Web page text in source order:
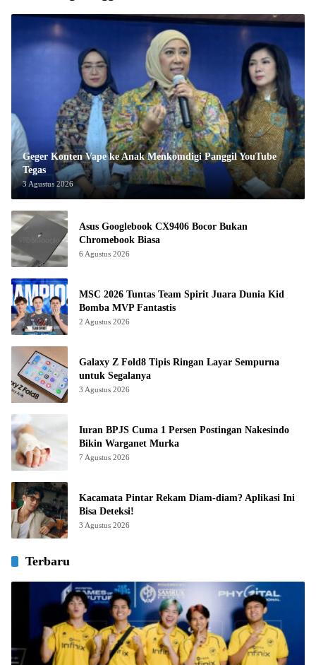
Geger Konten Vape ke Anak Menkomdigi Panggil YouTube
Tegas
3 Agustus 2026
Asus Googlebook CX9406 Bocor Bukan
Chromebook Biasa
6 Agustus 2026
MSC 2026 Tuntas Team Spirit Juara Dunia Kid
Bomba MVP Fantastis
2 Agustus 2026
Galaxy Z Fold8 Tipis Ringan Layar Sempurna
untuk Segalanya
3 Agustus 2026
Iuran BPJS Cuma 1 Persen Postingan Nakesindo
Bikin Warganet Murka
7 Agustus 2026
Kacamata Pintar Rekam Diam-diam? Aplikasi Ini
Bisa Deteksi!
3 Agustus 2026
Terbaru